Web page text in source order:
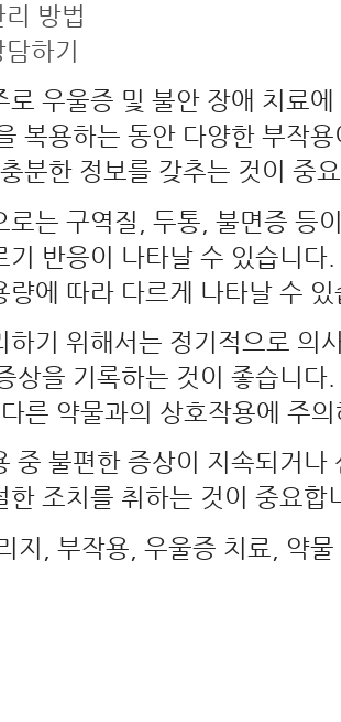
방법
하기
로 우울증 및 불안 장애 치료
복용하는 동안 다양한 부작
분한 정보를 갖추는 것이 중
로는 구역질, 두통, 불면증 등
기 반응이 나타날 수 있습니다
량에 따라 다르게 나타날 수
하기 위해서는 정기적으로 의
상을 기록하는 것이 좋습니
른 약물과의 상호작용에 주
중 불편한 증상이 지속되거나
한 조치를 취하는 것이 중요합
지, 부작용, 우울증 치료, 약물